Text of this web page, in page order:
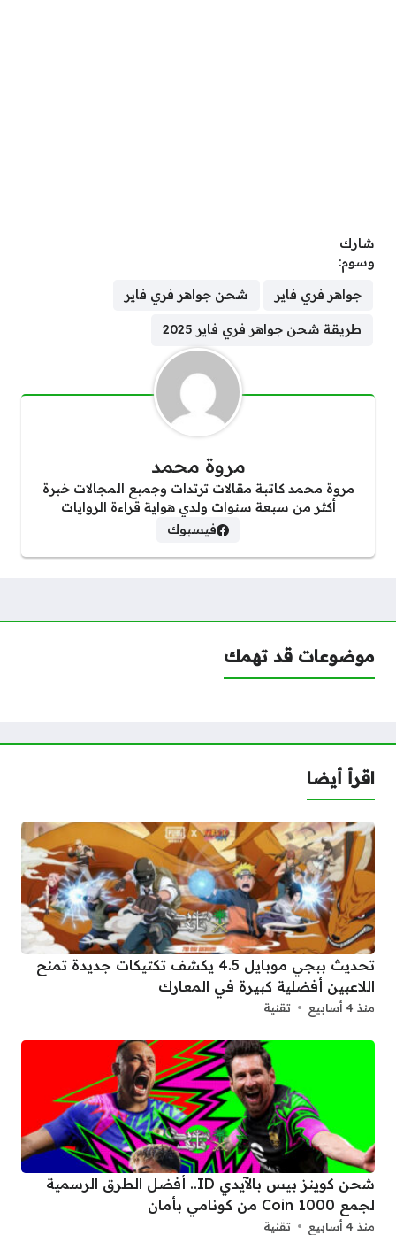
شارك
وسوم:
جواهر فري فاير شحن جواهر فري فاير
طريقة شحن جواهر فري فاير 2025
مروة محمد
مروة محمد كاتبة مقالات ترتدات وجمبع المجالات خبرة
أكثر من سبعة سنوات ولدي هواية قراءة الروايات
فيسبوك
موضوعات قد تهمك
اقرأ أيضا
تحديث ببجي موبايل 4.5 يكشف تكتيكات جديدة تمنح
اللاعبين أفضلية كبيرة في المعارك
منذ 4 أسابيع تقنية
شحن كوينز بيس بالآيدي ID.. أفضل الطرق الرسمية
لجمع 1000 Coin من كونامي بأمان
منذ 4 أسابيع تقنية